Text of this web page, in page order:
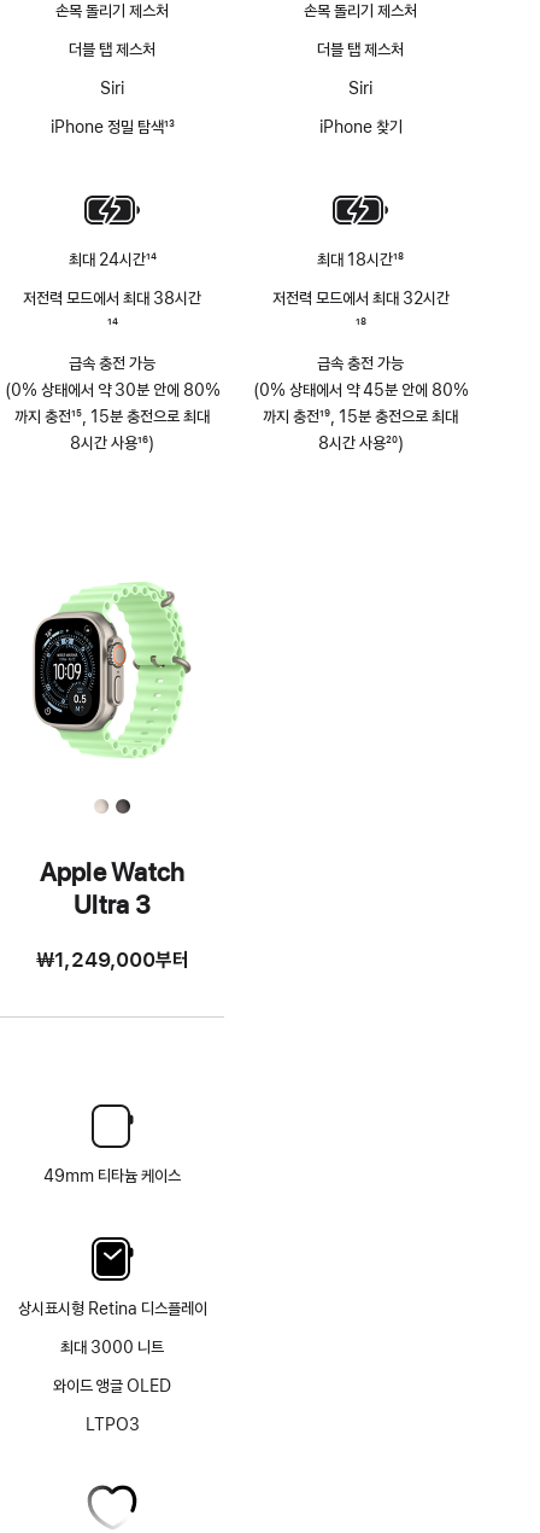
손목 돌리기 제스처
더블 탭 제스처
Siri
iPhone 정밀 탐색13
최대 24시간
각주
14
저전력 모드에서 최대 38시간
14
급속 충전 가능
(0% 상태에서 약 30분 안에 80%
까지 충전15, 15분 충전으로 최대
8시간 사용16)
손목 돌리기 제스처
더블 탭 제스처
Siri
iPhone 찾기
최대 18시간18
저전력 모드에서 최대 32시간
18
급속 충전 가능
(0% 상태에서 약 45분 안에 80%
까지 충전19, 15분 충전으로 최대
8시간 사용20)
Apple Watch
Ultra 3
₩1,249,000부터
49mm 티타늄 케이스
상시표시형 Retina 디스플레이
최대 3000 니트
와이드 앵글 OLED
LTPO3